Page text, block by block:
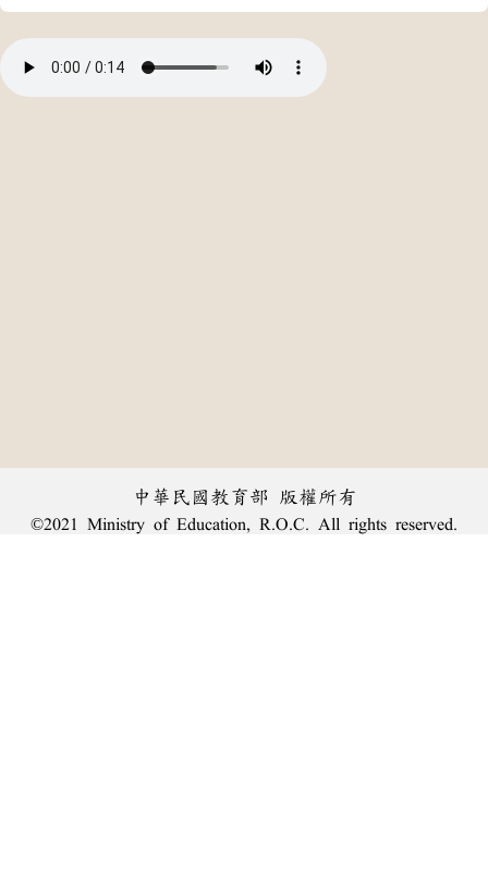
中華民國教育部 版權所有
©2021 Ministry of Education, R.O.C. All rights reserved.